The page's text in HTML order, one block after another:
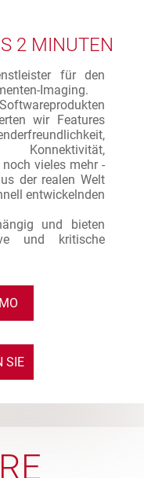
2 MINUTEN
für den
Imaging.
wir Features
Konnektivität,
vieles mehr -
der realen Welt
entwickelnden
und bieten
und kritische
SIE